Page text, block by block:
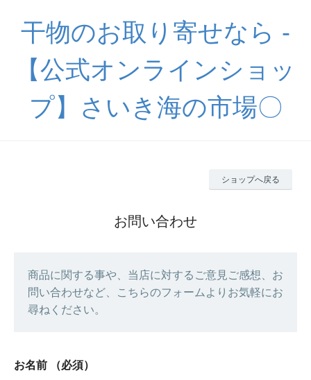
干物のお取り寄せなら -
【公式オンラインショッ
プ】さいき海の市場〇
ショップへ戻る
お問い合わせ
商品に関する事や、当店に対するご意見ご感想、お
問い合わせなど、こちらのフォームよりお気軽にお
尋ねください。
お名前 （必須）